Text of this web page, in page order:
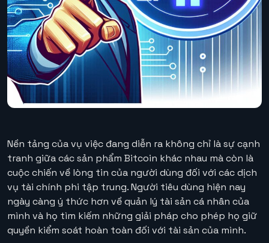
Nền tảng của vụ việc đang diễn ra không chỉ là sự cạnh
tranh giữa các sản phẩm Bitcoin khác nhau mà còn là
cuộc chiến về lòng tin của người dùng đối với các dịch
vụ tài chính phi tập trung. Người tiêu dùng hiện nay
ngày càng ý thức hơn về quản lý tài sản cá nhân của
mình và họ tìm kiếm những giải pháp cho phép họ giữ
quyền kiểm soát hoàn toàn đối với tài sản của mình.